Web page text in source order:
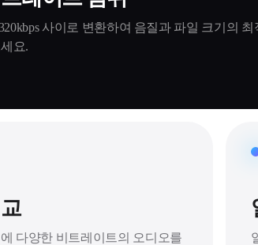
사이로 변환하여 음질과 파일 크기의 최
요.
다양한 비트레이트의 오디오를